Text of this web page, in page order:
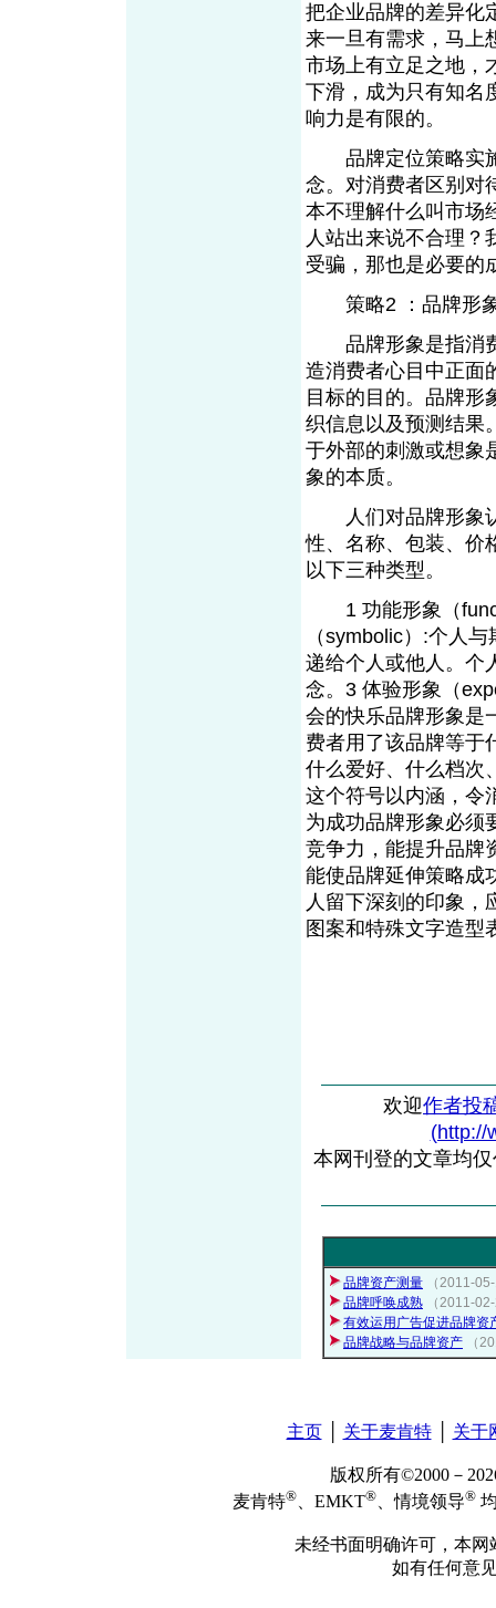
把企业品牌的差异化
来一旦有需求，马上
市场上有立足之地，
下滑，成为只有知名
响力是有限的。
品牌定位策略实施
念。对消费者区别对
本不理解什么叫市场
人站出来说不合理？
受骗，那也是必
策略2 ：品牌形
品牌形象是指消费
造消费者心目中正面
目标的目的。品牌形
织信息以及预测结果
于外部的刺激或想象
象的本质。
人们对品牌形象认
性、名称、包装、价
以下三种类型。
1 功能形象（
（symbolic）:个人
递给个人或他人。个
念。3 体验形象（
会的快乐品牌形象是
费者用了该品牌等于
什么爱好、什么档次
这个符号以内涵，令
为成功品牌形象必须
竞争力，能提升品牌
能使品牌延伸策略成
人留下深刻的印象，
图案和特殊文字造型
欢迎作者投
(http://
本网刊登的文章均
品牌资产测量
（2011-
品牌呼唤成熟
（2011-
有效运用广告促进品牌资
品牌战略与品牌资产
（
主页│ 关于麦肯特│ 关于
版权所有©2000－
麦肯特® 、EMKT® 、情境领导®
未经书面明确许可，本
如有任何意